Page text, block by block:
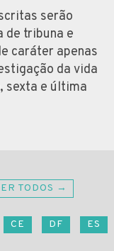
serão
de tribuna e
caráter apenas
da vida
sexta e última
TODOS →
CE DF ES